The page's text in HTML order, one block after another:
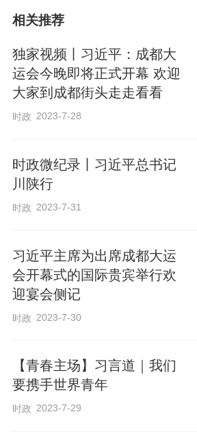
情欢迎各国贵宾。
宴会厅内绿意盎然。秀
风光同活泼可爱的大运会吉
成辉。
习近平发表致辞，代表
国人民对来华出席成都第
夏季运动会开幕式的国际
习近平指出，成都大运
式开幕。中国秉持简约、
赛理念，克服新冠疫情等
认真兑现庄严承诺，确保
举办，为国际青年体育事
相关推荐
独家视频丨习近平：成都大
运会今晚即将正式开幕 欢迎
大家到成都街头走走看看
时政 2023-7-28
时政微纪录丨习近平总书记
川陕行
时政 2023-7-31
习近平主席为出席成都大运
会开幕式的国际贵宾举行欢
迎宴会侧记
时政 2023-7-30
【青春主场】习言道｜我们
要携手世界青年
时政 2023-7-29